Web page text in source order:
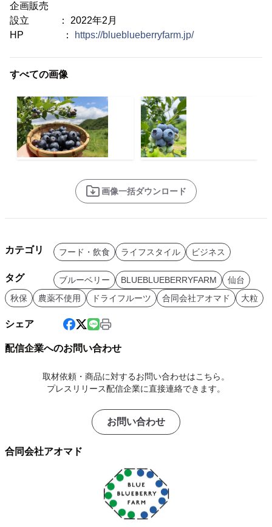
企画販売
設立 ： 2022年2月
HP ：
https://blueblueberryfarm.jp/
すべての画像
画像一括ダウンロード
カテゴリ フード・飲食 ライフスタイル ビジネス
タグ ブルーベリー BLUEBLUEBERRYFARM
仙台
秋保
農薬不使用 ドライフルーツ 合同会社アオマド 大粒
シェア
配信企業へのお問い合わせ
取材依頼・商品に対するお問い合わせはこちら。
プレスリリース配信企業に直接連絡できます。
お問い合わせ
合同会社アオマド